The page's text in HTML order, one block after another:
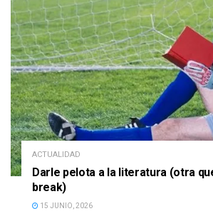
ACTUALIDAD
Darle pelota a la literatura (otra
break)
15 JUNIO, 2026